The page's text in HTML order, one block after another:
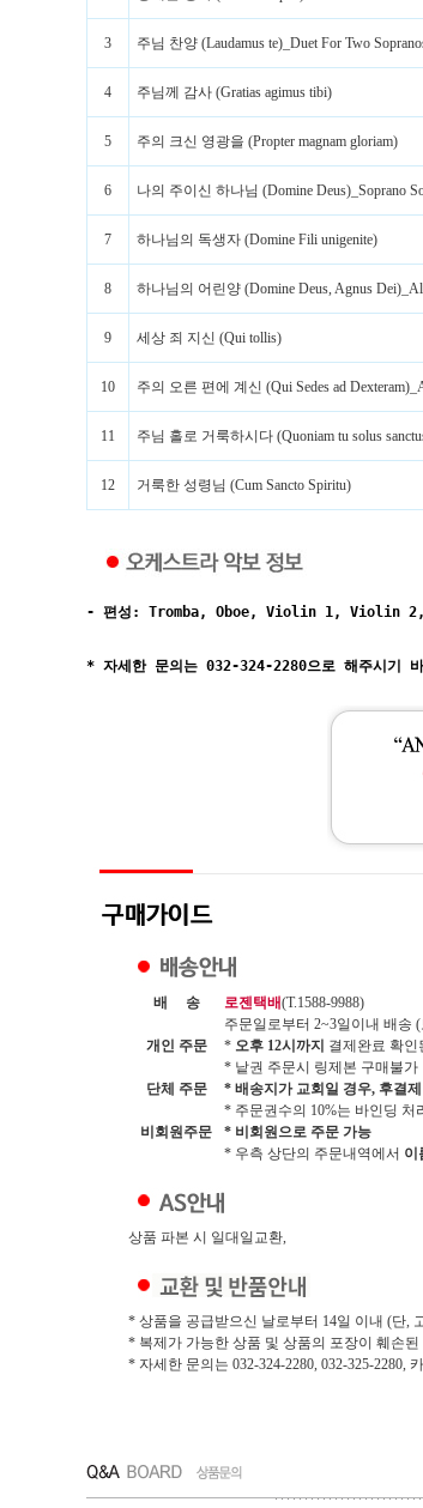
3 주님 찬양 (Laudamus te)_Duet For Two
4 주님께 감사 (Gratias agimus tibi)
5 주의 크신 영광을 (Propter magnam gloriam)
6 나의 주이신 하나님 (Domine Deus)_Soprano
7 하나님의 독생자 (Domine Fili unigenite)
8 하나님의 어린양 (Domine Deus, Agnus
9 세상 죄 지신 (Qui tollis)
10 주의 오른 편에 계신 (Qui Sedes ad
11 주님 홀로 거룩하시다 (Quoniam tu solus
12 거룩한 성령님 (Cum Sancto Spiritu)
- 편성: Tromba, Oboe, Violin 1, Violin
* 자세한 문의는 032-324-2280으로 해주시기
배 송 로젠택배(T.1588-9988)
주문일로부터 2~3일이내 배송
개인 주문
* 오후 12시까지 결제완료 확인
* 낱권 주문시 링제본 구매불가
단체 주문
* 배송지가 교회일 경우, 후결
* 주문권수의 10%는 바인딩 처
비회원주문
* 비회원으로 주문 가능
* 우측 상단의 주문내역에서 이
상품 파본 시 일대일교환,
* 상품을 공급받으신 날로부터 14일 이내 (단,
* 복제가 가능한 상품 및 상품의 포장이 훼손
* 자세한 문의는 032-324-2280, 032-325-2280,